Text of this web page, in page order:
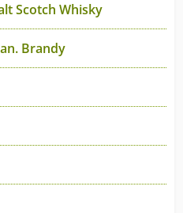
Scotch Whisky
Brandy